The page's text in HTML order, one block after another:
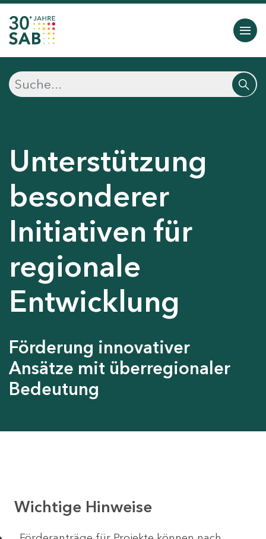
Unterstützung
besonderer
Initiativen für
regionale
Entwicklung
Förderung innovativer
Ansätze mit überregionaler
Bedeutung
Wichtige Hinweise